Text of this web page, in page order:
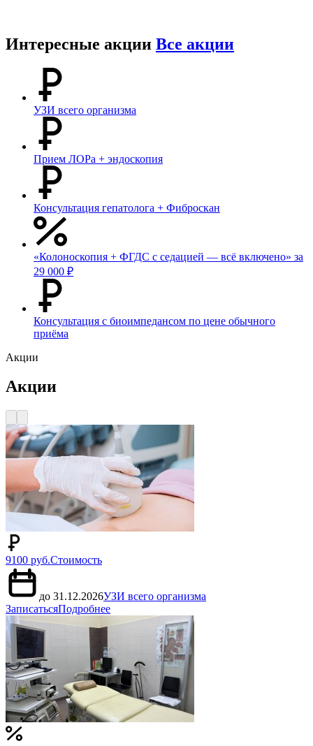
Интересные акции Все акции
УЗИ всего организма
Прием ЛОРа + эндоскопия
Консультация гепатолога + Фиброскан
«Колоноскопия + ФГДС с седацией — всё включено» за
29 000 ₽
Консультация с биоимпедансом по цене обычного
приёма
Акции
Акции
9100 руб.Стоимость
до 31.12.2026УЗИ всего организма
ЗаписатьсяПодробнее